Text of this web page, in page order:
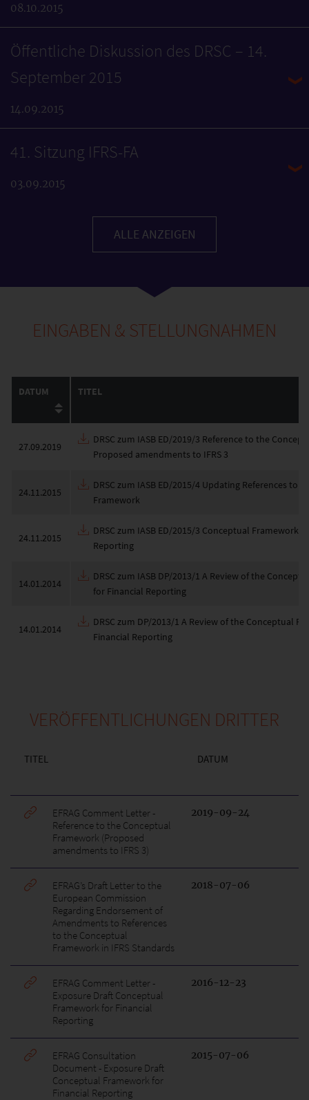
08.10.2015
Öffentliche Diskussion des DRSC – 14.
September 2015
14.09.2015
41. Sitzung IFRS-FA
03.09.2015
ALLE ANZEIGEN
EINGABEN & STELLUNGNAHMEN
DATUM TITEL
27.09.2019
DRSC zum IASB ED/2019/3 Reference to the
Proposed amendments to IFRS 3
24.11.2015
DRSC zum IASB ED/2015/4 Updating References to
Framework
24.11.2015
DRSC zum IASB ED/2015/3 Conceptual Framework
Reporting
14.01.2014
DRSC zum IASB DP/2013/1 A Review of the
for Financial Reporting
14.01.2014
DRSC zum DP/2013/1 A Review of the Conceptual
Financial Reporting
VERÖFFENTLICHUNGEN DRITTER
TITEL DATUM
EFRAG Comment Letter -
Reference to the Conceptual
Framework (Proposed
amendments to IFRS 3)
2019-09-24
EFRAG’s Draft Letter to the
European Commission
Regarding Endorsement of
Amendments to References
to the Conceptual
Framework in IFRS Standards
2018-07-06
EFRAG Comment Letter -
Exposure Draft Conceptual
Framework for Financial
Reporting
2016-12-23
EFRAG Consultation
Document - Exposure Draft
Conceptual Framework for
Financial Reporting
2015-07-06